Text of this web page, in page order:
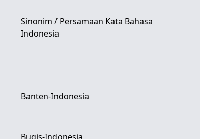
Sinonim / Persamaan Kata Bahasa
Indonesia
Banten-Indonesia